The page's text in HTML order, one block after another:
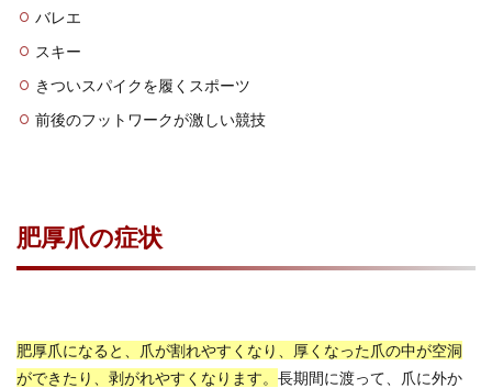
バレエ
スキー
きついスパイクを履くスポーツ
前後のフットワークが激しい競技
肥厚爪の症状
肥厚爪になると、爪が割れやすくなり、厚くなった爪の中が空洞
ができたり、剥がれやすくなります。 長期間に渡って、爪に外か